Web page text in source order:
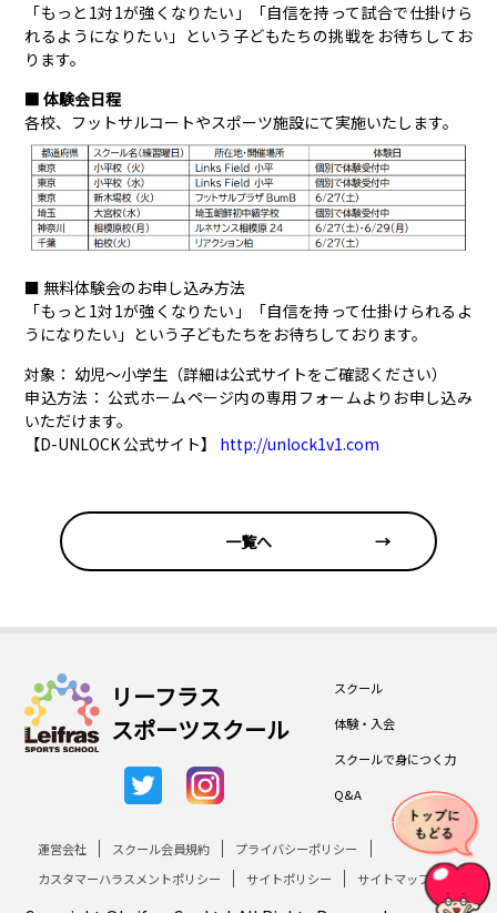
「もっと1対1が強くなりたい」「自信を持って試合で仕掛けら
れるようになりたい」という子どもたちの挑戦をお待ちしてお
ります。
■ 体験会日程
各校、フットサルコートやスポーツ施設にて実施いたします。
■ 無料体験会のお申し込み方法
「もっと1対1が強くなりたい」「自信を持って仕掛けられるよ
うになりたい」という子どもたちをお待ちしております。
対象： 幼児～小学生（詳細は公式サイトをご確認ください）
申込方法： 公式ホームページ内の専用フォームよりお申し込み
いただけます。
【D-UNLOCK 公式サイト】 http://unlock1v1.com
一覧へ →
リーフラス
スポーツスクール
スクール
体験・入会
スクールで身につく力
Q&A
運営会社 スクール会員規約
プライバシーポリシー
カスタマーハラスメントポリシー
サイトポリシー サイトマップ